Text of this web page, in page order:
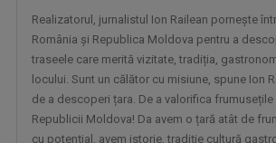
MATCA. LITERATURĂ ÎN DIRECT
Magazinul dedicat literaturii contemporane, ...
Realizatorul, jurnalistul Ion Railean pornește
România și Republica Moldova pentru a
traseele care merită vizitate, tradiția,
locului. Sunt un călător cu misiune, spune Ion
de a descoperi țara. De a valorifica frumusețile
Republicii Moldova! Da avem o țară atât de
cu potențial, avem istorie, tradiție cultură